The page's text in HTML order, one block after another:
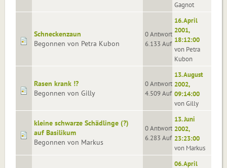
Gagnot
Schneckenzaun
Begonnen von Petra Kubon
0 Antworten
6.133 Aufrufe
16. April
2001,
18:12:00
von Petra
Kubon
Rasen krank !?
Begonnen von Gilly
0 Antworten
4.509 Aufrufe
13. August
2002,
09:14:00
von Gilly
kleine schwarze Schädlinge (?)
auf Basilikum
Begonnen von Markus
0 Antworten
6.283 Aufrufe
13. Juni
2002,
23:23:00
von Markus
06. April